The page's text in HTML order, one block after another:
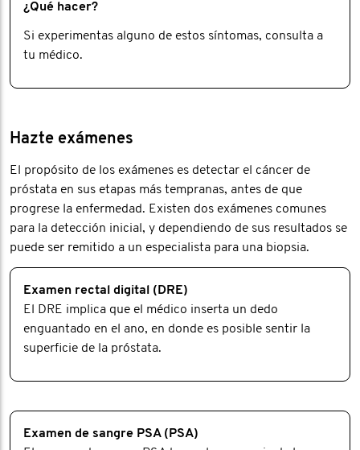
¿Qué hacer?
Si experimentas alguno de estos síntomas, consulta a
tu médico.
Hazte exámenes
El propósito de los exámenes es detectar el cáncer de
próstata en sus etapas más tempranas, antes de que
progrese la enfermedad. Existen dos exámenes comunes
para la detección inicial, y dependiendo de sus resultados se
puede ser remitido a un especialista para una biopsia.
Examen rectal digital (DRE)
El DRE implica que el médico inserta un dedo
enguantado en el ano, en donde es posible sentir la
superficie de la próstata.
Examen de sangre PSA (PSA)